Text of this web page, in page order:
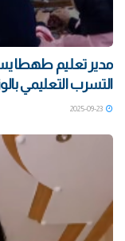
مدير تعليم طهطا
التسرب التعليمي